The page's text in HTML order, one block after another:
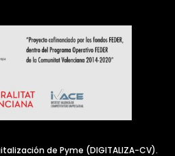
de Pyme (DIGITALIZA-CV).